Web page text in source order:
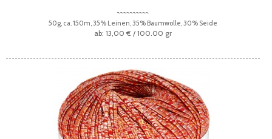
50g, ca. 150m, 35% Leinen, 35% Baumwolle, 30% Seide
13,00 € / 100.00 gr